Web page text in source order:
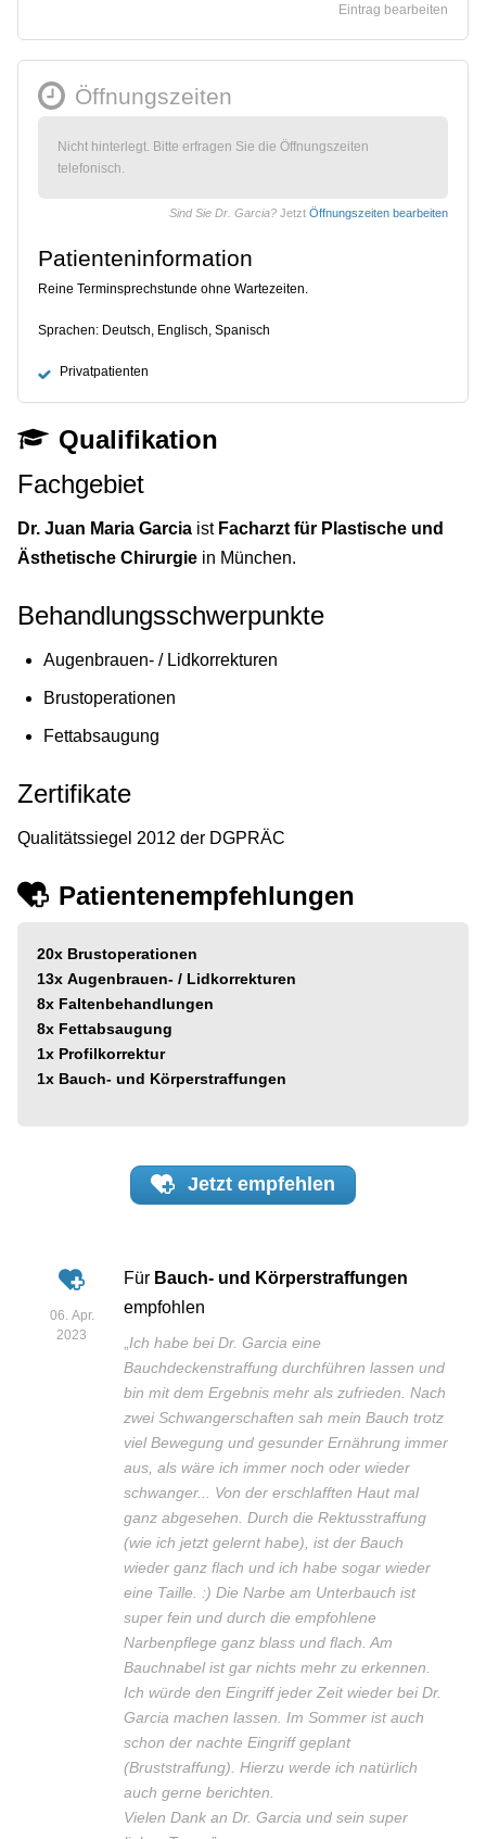
Eintrag bearbeiten
Öffnungszeiten
Nicht hinterlegt. Bitte erfragen Sie die Öffnungszeiten
telefonisch.
Sind Sie Dr. Garcia? Jetzt Öffnungszeiten bearbeiten
Patienteninformation
Reine Terminsprechstunde ohne Wartezeiten.
Sprachen: Deutsch, Englisch, Spanisch
Privatpatienten
Qualifikation
Fachgebiet
Dr. Juan Maria Garcia ist Facharzt für Plastische und
Ästhetische Chirurgie in München.
Behandlungsschwerpunkte
Augenbrauen- / Lidkorrekturen
Brustoperationen
Fettabsaugung
Zertifikate
Qualitätssiegel 2012 der DGPRÄC
Patientenempfehlungen
20x Brustoperationen
13x Augenbrauen- / Lidkorrekturen
8x Faltenbehandlungen
8x Fettabsaugung
1x Profilkorrektur
1x Bauch- und Körperstraffungen
Jetzt empfehlen
06. Apr.
2023
Für Bauch- und Körperstraffungen
empfohlen
„Ich habe bei Dr. Garcia eine
Bauchdeckenstraffung durchführen lassen und
bin mit dem Ergebnis mehr als zufrieden. Nach
zwei Schwangerschaften sah mein Bauch trotz
viel Bewegung und gesunder Ernährung immer
aus, als wäre ich immer noch oder wieder
schwanger... Von der erschlafften Haut mal
ganz abgesehen. Durch die Rektusstraffung
(wie ich jetzt gelernt habe), ist der Bauch
wieder ganz flach und ich habe sogar wieder
eine Taille. :) Die Narbe am Unterbauch ist
super fein und durch die empfohlene
Narbenpflege ganz blass und flach. Am
Bauchnabel ist gar nichts mehr zu erkennen.
Ich würde den Eingriff jeder Zeit wieder bei Dr.
Garcia machen lassen. Im Sommer ist auch
schon der nachte Eingriff geplant
(Bruststraffung). Hierzu werde ich natürlich
auch gerne berichten.
Vielen Dank an Dr. Garcia und sein super